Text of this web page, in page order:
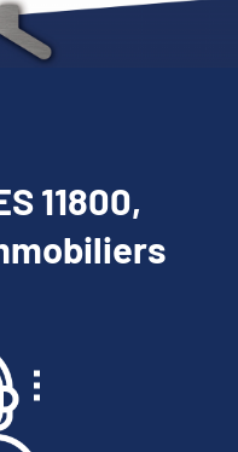
11800,